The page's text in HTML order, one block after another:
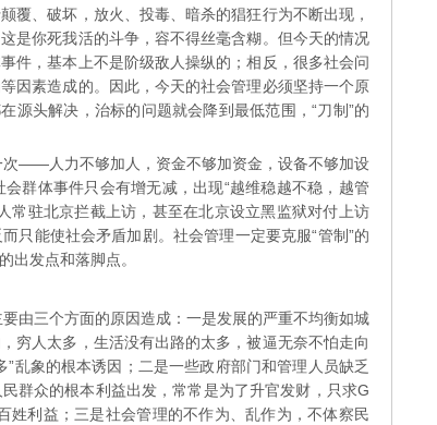
覆、破坏，放火、投毒、暗杀的猖狂行为不断出现，
是你死我活的斗争，容不得丝毫含糊。但今天的情况
件，基本上不是阶级敌人操纵的；相反，很多社会问
因素造成的。因此，今天的社会管理必须坚持一个原
源头解决，治标的问题就会降到最低范围，“刀制”的
——人力不够加人，资金不够加资金，设备不够加设
群体事件只会有增无减，出现“越维稳越不稳，越管
常驻北京拦截上访，甚至在北京设立黑监狱对付上访
只能使社会矛盾加剧。社会管理一定要克服“管制”的
出发点和落脚点。
三个方面的原因造成：一是发展的严重不均衡如城
穷人太多，生活没有出路的太多，被逼无奈不怕走向
乱象的根本诱因；二是一些政府部门和管理人员缺乏
群众的根本利益出发，常常是为了升官发财，只求G
姓利益；三是社会管理的不作为、乱作为，不体察民